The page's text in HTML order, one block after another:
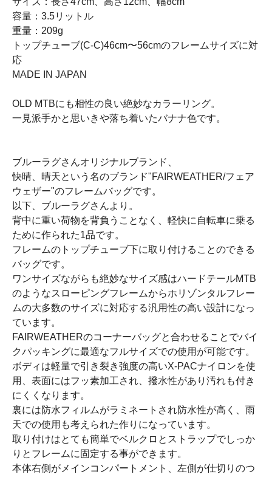
容量：3.5リットル
重量：209g
トップチューブ(C-C)46cm〜56cmのフレームサイズに対
応
MADE IN JAPAN
OLD MTBにも相性の良い絶妙なカラーリング。
一見派手かと思いきや落ち着いたバナナ色です。
ブルーラグさんオリジナルブランド、
快晴、晴天という名のブランド"FAIRWEATHER/フェア
ウェザー"のフレームバッグです。
以下、ブルーラグさんより。
背中に重い荷物を背負うことなく、軽快に自転車に乗る
ために作られた1品です。
フレームのトップチューブ下に取り付けることのできる
バッグです。
ワンサイズながらも絶妙なサイズ感はハードテールMTB
のようなスローピングフレームからホリゾンタルフレー
ムの大多数のサイズに対応する汎用性の高い設計になっ
ています。
FAIRWEATHERのコーナーバッグと合わせることでバイ
クパッキングに最適なフルサイズでの使用が可能です。
ボディは軽量で引き裂き強度の高いX-PACナイロンを使
用、表面にはフッ素加工され、撥水性があり汚れも付き
にくくなります。
裏には防水フィルムがラミネートされ防水性が高く、雨
天での使用も考えられた作りになっています。
取り付けはとても簡単でベルクロとストラップでしっか
りとフレームに固定する事ができます。
本体右側がメインコンパートメント、左側が仕切りのつ